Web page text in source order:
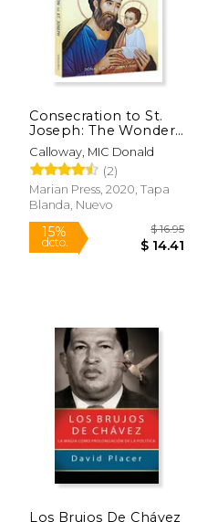
40%
dcto. $ 38.68
24%
Consecration to St.
Joseph: The Wonders
of our Spiritual Father
(en Inglés)
Calloway, MIC Donald
(2)
Marian Press, 2020, Tapa
Blanda, Nuevo
Los Brujos De Chávez